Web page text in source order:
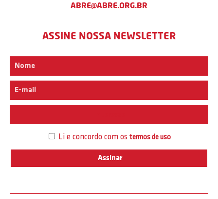
ABRE@ABRE.ORG.BR
ASSINE NOSSA NEWSLETTER
Li e concordo com os termos de uso